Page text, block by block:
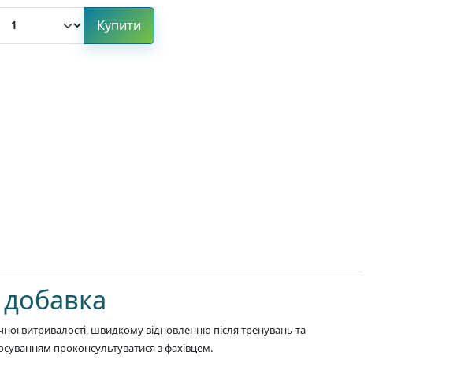
Купити
витривалості, швидкому відновленню після тренувань та
проконсультуватися з фахівцем.